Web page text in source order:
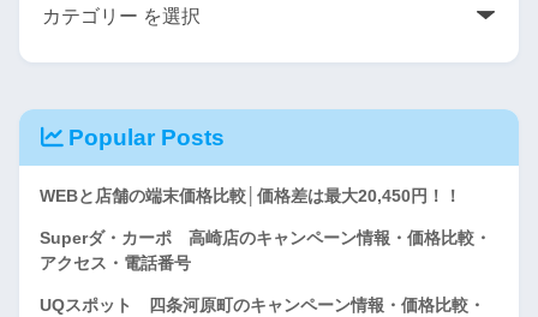
Popular Posts
WEBと店舗の端末価格比較│価格差は最大20,450円！！
Superダ・カーポ 高崎店のキャンペーン情報・価格比較・
アクセス・電話番号
UQスポット 四条河原町のキャンペーン情報・価格比較・